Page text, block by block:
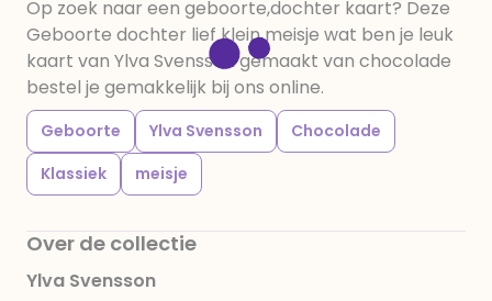
cacaobestanddelen. Kan sporen van gluten
bevatten. Koel en droog bewaren.
Op zoek naar een geboorte,dochter kaart? Deze
Geboorte dochter lief klein meisje wat ben je leuk
kaart van Ylva Svensson gemaakt van chocolade
bestel je gemakkelijk bij ons online.
Geboorte Ylva Svensson
Chocolade
Klassiek
meisje
Over de collectie
Ylva Svensson